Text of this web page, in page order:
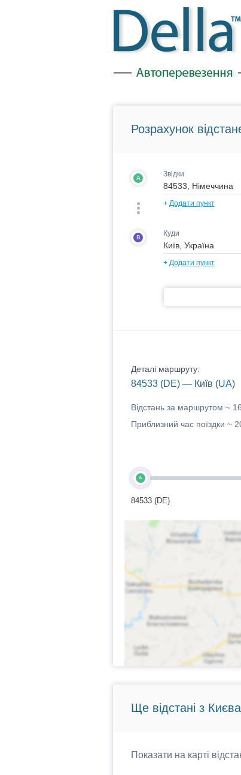
Розрахунок
A Звідки
+ Додати пункт
B Куди
+ Додати пункт
Деталі маршруту:
84533 (DE) — Київ (UA)
Відстань за маршрутом ~
Приблизний час поїздки ~
A
84533 (DE)
Ще відстані з
Показати на карті